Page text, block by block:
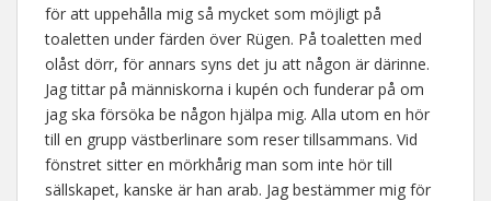
för att uppehålla mig så mycket som möjligt på
toaletten under färden över Rügen. På toaletten med
olåst dörr, för annars syns det ju att någon är därinne.
Jag tittar på människorna i kupén och funderar på om
jag ska försöka be någon hjälpa mig. Alla utom en hör
till en grupp västberlinare som reser tillsammans. Vid
fönstret sitter en mörkhårig man som inte hör till
sällskapet, kanske är han arab. Jag bestämmer mig för